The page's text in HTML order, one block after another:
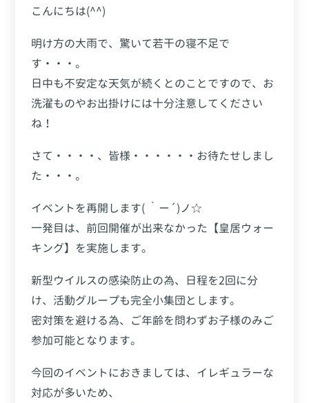
こんにちは(^^)
明け方の大雨で、驚いて若干の寝不足で
す・・・。
日中も不安定な天気が続くとのことですので、お
洗濯ものやお出掛けには十分注意してください
ね！
さて・・・・、皆様・・・・・・お待たせしまし
た・・・。
イベントを再開します( ｀ー´)ノ☆
一発目は、前回開催が出来なかった【皇居ウォー
キング】を実施します。
新型ウイルスの感染防止の為、日程を2回に分
け、活動グループも完全小集団とします。
密対策を避ける為、ご年齢を問わずお子様のみご
参加可能となります。
今回のイベントにおきましては、イレギュラーな
対応が多いため、